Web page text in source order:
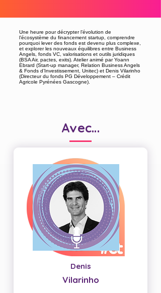
Une heure pour décrypter l’évolution de
l’écosystème du financement startup, comprendre
pourquoi lever des fonds est devenu plus complexe,
et explorer les nouveaux équilibres entre Business
Angels, fonds VC, valorisations et outils juridiques
(BSA Air, pactes, exits). Atelier animé par Yoann
Ebrard (Start-up manager, Relation Business Angels
& Fonds d’Investissement, Unitec) et Denis Vilarinho
(Directeur du fonds PG Développement – Crédit
Agricole Pyrénées Gascogne).
Avec...
Denis
Vilarinho